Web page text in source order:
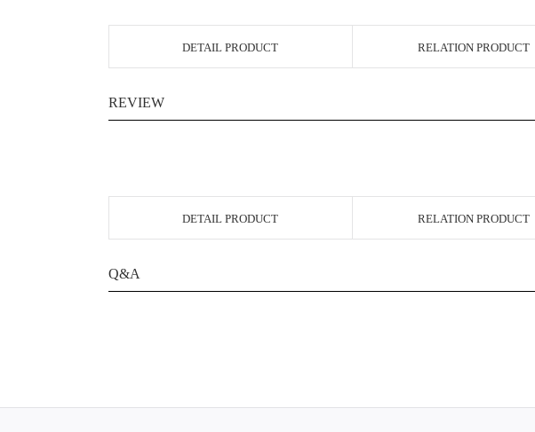
DETAIL PRODUCT RELATION PRODUCT
REVIEW
DETAIL PRODUCT RELATION PRODUCT
Q&A